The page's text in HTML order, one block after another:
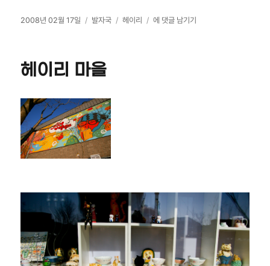
작
2008년 02월 17일
카
발자국
태
헤이리
헤
에 댓글 남기기
헤이리 마을